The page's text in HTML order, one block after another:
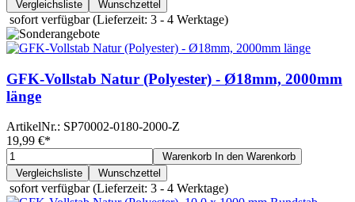
Vergleichsliste
Wunschzettel
sofort verfügbar(Lieferzeit: 3 - 4 Werktage)
GFK-Vollstab Natur (Polyester) - Ø18mm, 2000mm
länge
ArtikelNr.: SP70002-0180-2000-Z
19,99 €*
Warenkorb In den Warenkorb
Vergleichsliste
Wunschzettel
sofort verfügbar(Lieferzeit: 3 - 4 Werktage)